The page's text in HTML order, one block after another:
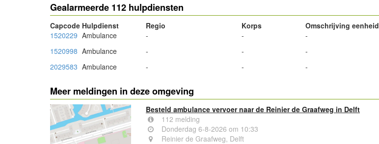
Gealarmeerde 112 hulpdiensten
Capcode Hulpdienst Regio Korps
Omschrijving eenheid
1520229 Ambulance - -
-
1520998 Ambulance - -
-
2029583 Ambulance - - -
Meer meldingen in deze omgeving
Besteld ambulance vervoer naar de Reinier de Graafweg in Delft
112 melding
Donderdag 6-8-2026 om 10:33
Reinier de Graafweg, Delft